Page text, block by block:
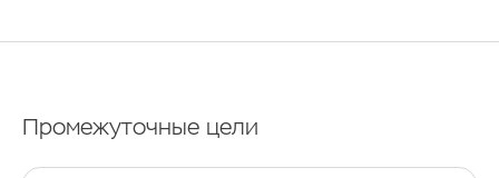
Промежуточные цели